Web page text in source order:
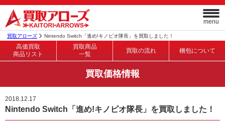
menu
買取アローズ Nintendo Switch「進め!キノピオ隊長」を買取しました！
高価買取
商品リスト
買取商品
一覧
買取の流れ 梱包について
買取価格情報
2018.12.17
Nintendo Switch「進め!キノピオ隊長」を買取しました！